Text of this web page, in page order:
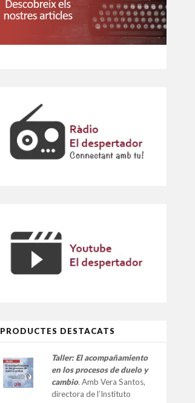
PRODUCTES DESTACATS
Taller: El acompañamiento
en los procesos de duelo y
cambio. Amb Vera Santos,
directora de l’Instituto